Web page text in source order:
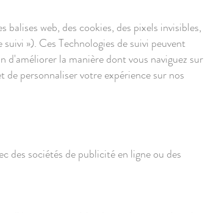
web, des cookies, des pixels invisibles,
»). Ces Technologies de suivi peuvent
la manière dont vous naviguez sur
personnaliser votre expérience sur nos
des sociétés de publicité en ligne ou des